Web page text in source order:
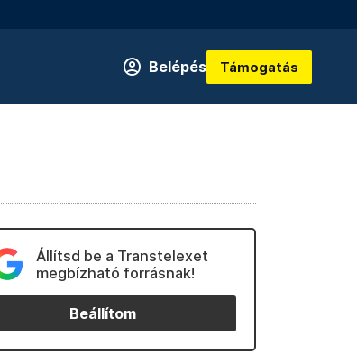
Belépés Támogatás
Állítsd be a Transtelexet
megbízható forrásnak!
Beállítom